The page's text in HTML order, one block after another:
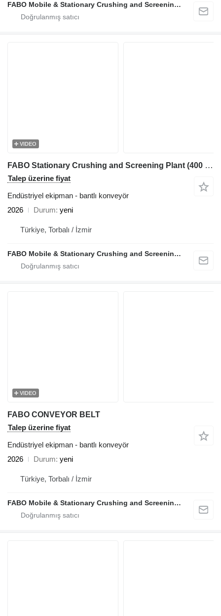
FABO Mobile & Stationary Crushing and Screening Plants | Concrete Batching Plants Manufacturer
VIDEO
FABO Stationary Crushing and Screening Plant (400 Ton/Hour Capacity)
Talep üzerine fiyat
Endüstriyel ekipman - bantlı konveyör
2026
Durum yeni
Türkiye, Torbalı / İzmir
FABO Mobile & Stationary Crushing and Screening Plants | Concrete Batching Plants Manufacturer
VIDEO
FABO CONVEYOR BELT
Talep üzerine fiyat
Endüstriyel ekipman - bantlı konveyör
2026
Durum yeni
Türkiye, Torbalı / İzmir
FABO Mobile & Stationary Crushing and Screening Plants | Concrete Batching Plants Manufacturer